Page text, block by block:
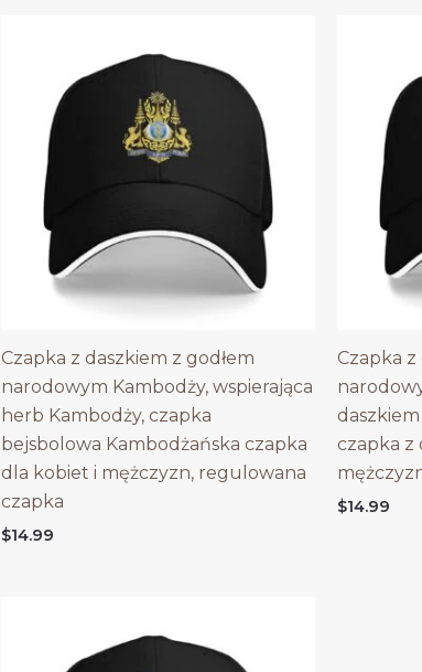
Czapka z daszkiem z godłem
narodowym Kambodży, wspierająca
herb Kambodży, czapka
bejsbolowa Kambodżańska czapka
dla kobiet i mężczyzn, regulowana
czapka
$14.99
Czapka z
czapka z
$14.99